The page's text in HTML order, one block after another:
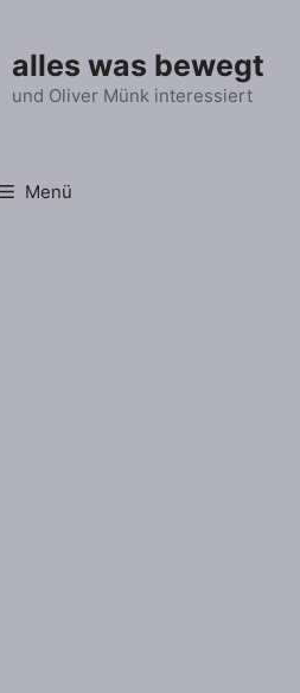
alles was bewegt
und Oliver Münk interessiert
Menü